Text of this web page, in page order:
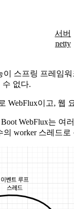
서버
netty
스프링 프레임
수 없다.
이고, 웹
WebFlux는
worker 스레드